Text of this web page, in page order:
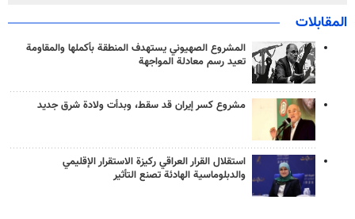
المقابلات
المشروع الصهيوني يستهدف المنطقة بأكملها والمقاومة
تعيد رسم معادلة المواجهة
مشروع كسر إيران قد سقط، وبدأت ولادة شرق جديد
استقلال القرار العراقي ركيزة الاستقرار الإقليمي
والدبلوماسية الهادئة تصنع التأثير